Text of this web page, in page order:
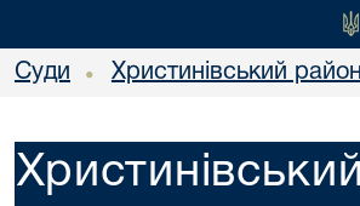
Суди • Христинівський